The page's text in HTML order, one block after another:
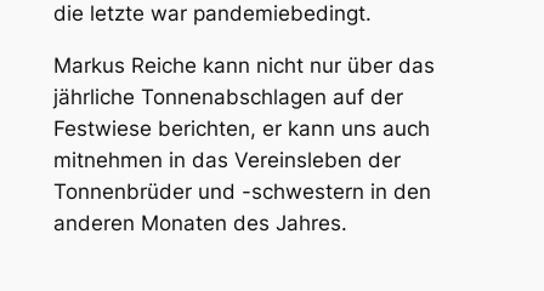
die letzte war pandemiebedingt.
Markus Reiche kann nicht nur über das
jährliche Tonnenabschlagen auf der
Festwiese berichten, er kann uns auch
mitnehmen in das Vereinsleben der
Tonnenbrüder und -schwestern in den
anderen Monaten des Jahres.